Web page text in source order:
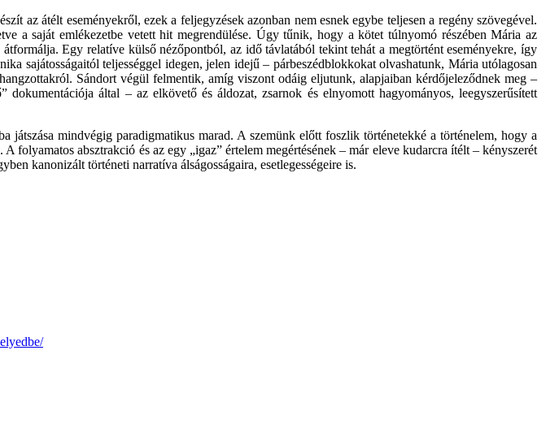
az átélt eseményekről, ezek a feljegyzések azonban nem esnek egybe teljesen a regény szövegével.
a saját emlékezetbe vetett hit megrendülése. Úgy tűnik, hogy a kötet túlnyomó részében Mária az
Egy relatíve külső nézőpontból, az idő távlatából tekint tehát a megtörtént eseményekre, így
sajátosságaitól teljességgel idegen, jelen idejű – párbeszédblokkokat olvashatunk, Mária utólagosan
Sándort végül felmentik, amíg viszont odáig eljutunk, alapjaiban kérdőjeleződnek meg –
által – az el­követő és áldozat, zsarnok és elnyomott hagyományos, leegyszerűsített
mindvégig paradigmatikus marad. A szemünk előtt foszlik történetekké a történelem, hogy a
absztrakció és az egy „igaz” értelem megértésének – már eleve kudarcra ítélt – kényszerét
kanonizált történeti narratíva álságosságaira, esetlegességeire is.